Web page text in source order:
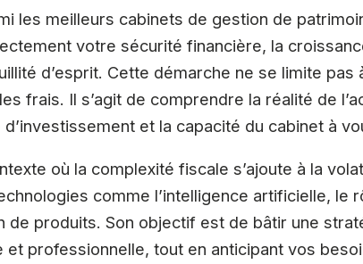
les meilleurs cabinets de gestion de
votre sécurité financière, la
d’esprit. Cette démarche ne se limite pas
frais. Il s’agit de comprendre la réalité de
d’investissement et la capacité du cabinet à
où la complexité fiscale s’ajoute à la
comme l’intelligence artificielle, le
de produits. Son objectif est de bâtir une
et professionnelle, tout en anticipant vos